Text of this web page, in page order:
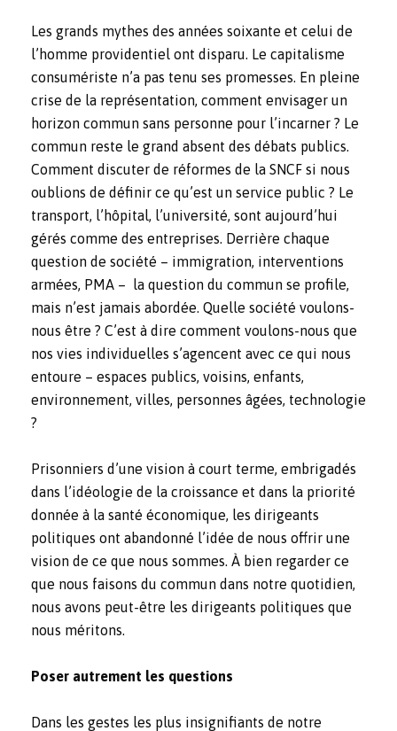
Les grands mythes des années soixante et celui de
l’homme providentiel ont disparu. Le capitalisme
consumériste n’a pas tenu ses promesses. En pleine
crise de la représentation, comment envisager un
horizon commun sans personne pour l’incarner ? Le
commun reste le grand absent des débats publics.
Comment discuter de réformes de la SNCF si nous
oublions de définir ce qu’est un service public ? Le
transport, l’hôpital, l’université, sont aujourd’hui
gérés comme des entreprises. Derrière chaque
question de société – immigration, interventions
armées, PMA – la question du commun se profile,
mais n’est jamais abordée. Quelle société voulons-
nous être ? C’est à dire comment voulons-nous que
nos vies individuelles s’agencent avec ce qui nous
entoure – espaces publics, voisins, enfants,
environnement, villes, personnes âgées, technologie
?
Prisonniers d’une vision à court terme, embrigadés
dans l’idéologie de la croissance et dans la priorité
donnée à la santé économique, les dirigeants
politiques ont abandonné l’idée de nous offrir une
vision de ce que nous sommes. À bien regarder ce
que nous faisons du commun dans notre quotidien,
nous avons peut-être les dirigeants politiques que
nous méritons.
Poser autrement les questions
Dans les gestes les plus insignifiants de notre